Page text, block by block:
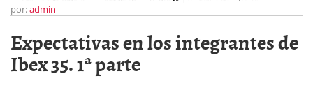
por:admin
Expectativas en los integrantes de
Ibex 35. 1ª parte